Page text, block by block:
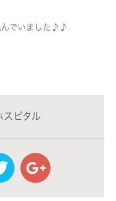
んでいました♪♪
スピタル